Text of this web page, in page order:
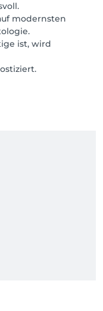
modernsten
ist, wird